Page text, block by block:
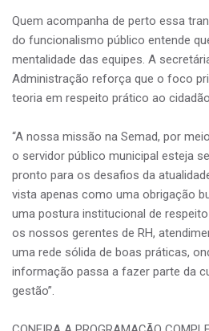
Quem acompanha de perto essa
do funcionalismo público entende
mentalidade das equipes. A
Administração reforça que o foco
teoria em respeito prático ao
“A nossa missão na Semad, por
o servidor público municipal esteja
pronto para os desafios da
vista apenas como uma obrigação
uma postura institucional de
os nossos gerentes de RH,
uma rede sólida de boas práticas,
informação passa a fazer parte da
gestão”.